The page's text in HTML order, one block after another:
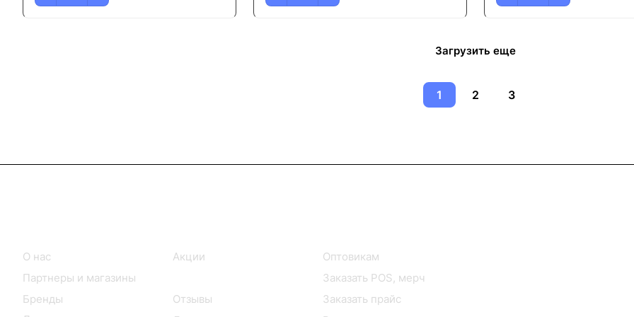
Загрузить еще
1 2 3
О нас
Партнеры и магазины
Бренды
Акции
Отзывы
Оптовикам
Заказать POS, мерч
Заказать прайс